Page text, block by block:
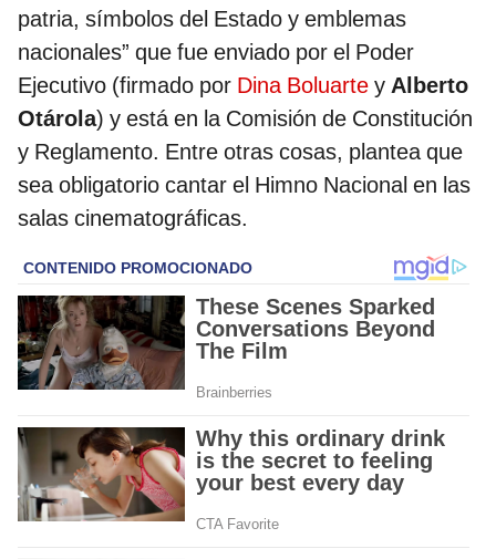
patria, símbolos del Estado y emblemas
nacionales” que fue enviado por el Poder
Ejecutivo (firmado por Dina Boluarte y Alberto
Otárola) y está en la Comisión de Constitución
y Reglamento. Entre otras cosas, plantea que
sea obligatorio cantar el Himno Nacional en las
salas cinematográficas.